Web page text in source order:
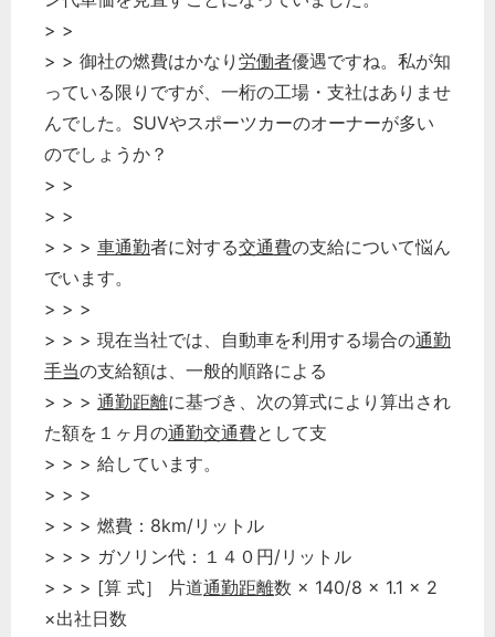
> >
> > 御社の燃費はかなり 労働者優遇ですね。私が知
っている限りですが、一桁の工場・支社はありませ
んでした。SUVやスポーツカーのオーナーが多い
のでしょうか？
> >
> >
> > > 車通勤者に対する交通費の支給について悩ん
でいます。
> > >
> > > 現在当社では、自動車を利用する場合の通勤
手当の支給額は、一般的順路による
> > > 通勤距離に基づき、次の算式により算出され
た額を１ヶ月の通勤交通費として支
> > > 給しています。
> > >
> > > 燃費：8km/リットル
> > > ガソリン代：１４０円/リットル
> > > [算 式］ 片道通勤距離数 × 140/8 × 1.1 × 2
×出社日数